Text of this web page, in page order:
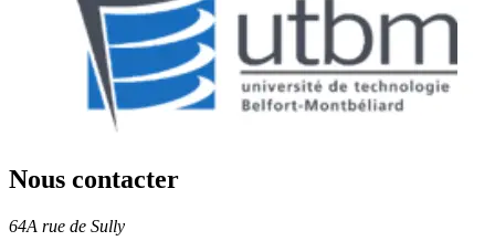
Nous contacter
64A rue de Sully